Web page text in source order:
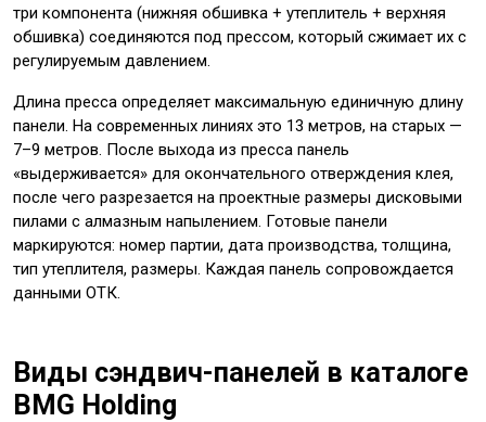
три компонента (нижняя обшивка + утеплитель + верхняя
обшивка) соединяются под прессом, который сжимает их с
регулируемым давлением.
Длина пресса определяет максимальную единичную длину
панели. На современных линиях это 13 метров, на старых —
7–9 метров. После выхода из пресса панель
«выдерживается» для окончательного отверждения клея,
после чего разрезается на проектные размеры дисковыми
пилами с алмазным напылением. Готовые панели
маркируются: номер партии, дата производства, толщина,
тип утеплителя, размеры. Каждая панель сопровождается
данными ОТК.
Виды сэндвич-панелей в каталоге
BMG Holding